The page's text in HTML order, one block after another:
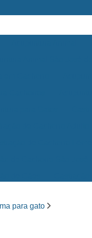
Mais Próxima
para gato